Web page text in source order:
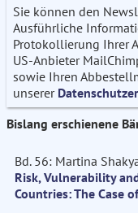
Sie können den
Ausführliche
Protokollierung Ihrer
US-Anbieter
sowie Ihren
unserer
Bislang erschienene
Bd. 56: Martina
Risk, Vulnerability
Countries: The Case